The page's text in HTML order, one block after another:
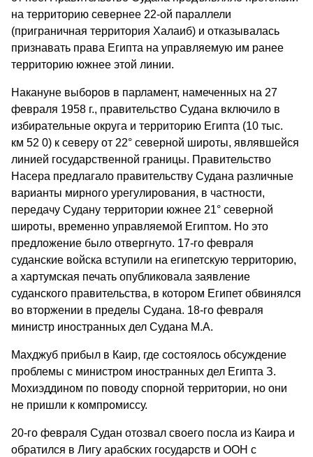
на территорию севернее 22-ой параллели
(приграничная территория Халаиб) и отказывалась
признавать права Египта на управляемую им ранее
территорию южнее этой линии.
Накануне выборов в парламент, намеченных на 27
февраля 1958 г., правительство Судана включило в
избирательные округа и территорию Египта (10 тыс.
км 52 0) к северу от 22° северной широты, являвшейся
линией государственной границы. Правительство
Насера предлагало правительству Судана различные
варианты мирного урегулирования, в частности,
передачу Судану территории южнее 21° северной
широты, временно управляемой Египтом. Но это
предложение было отвергнуто. 17-го февраля
суданские войска вступили на египетскую территорию,
а хартумская печать опубликовала заявление
суданского правительства, в котором Египет обвинялся
во вторжении в пределы Судана. 18-го февраля
министр иностранных дел Судана М.А.
Махджуб прибыл в Каир, где состоялось обсуждение
проблемы с министром иностранных дел Египта З.
Мохиэддином по поводу спорной территории, но они
не пришли к компромиссу.
20-го февраля Судан отозвал своего посла из Каира и
обратился в Лигу арабских государств и ООН с